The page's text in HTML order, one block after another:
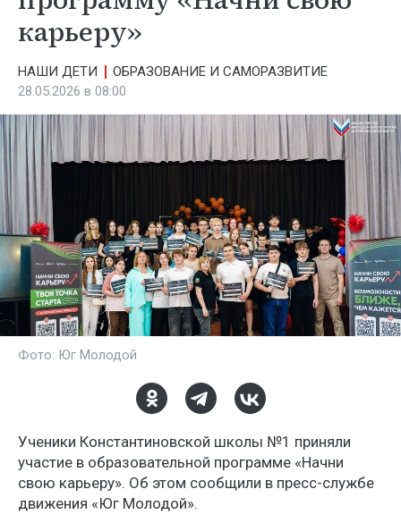
карьеру»
НАШИ ДЕТИ
ОБРАЗОВАНИЕ И САМОРАЗВИТИЕ
28.05.2026 в 08:00
Фото: Юг Молодой
Ученики Константиновской школы №1 приняли
участие в образовательной программе «Начни
свою карьеру». Об этом сообщили в пресс-службе
движения «Юг Молодой».